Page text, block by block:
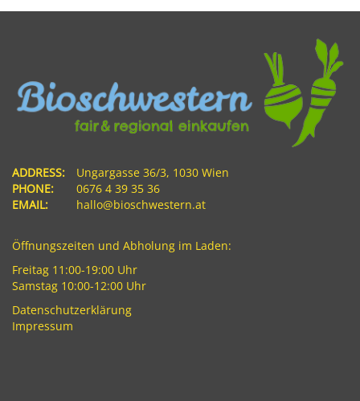
ADDRESS:
Ungargasse 36/3, 1030 Wien
PHONE:
0676 4 39 35 36
EMAIL:
hallo@bioschwestern.at
Öffnungszeiten und Abholung im Laden:
Freitag 11:00-19:00 Uhr
Samstag 10:00-12:00 Uhr
Datenschutzerklärung
Impressum